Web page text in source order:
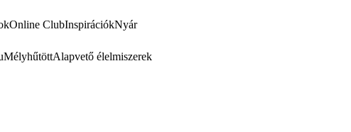
Online ClubInspirációkNyár
MélyhűtöttAlapvető élelmiszerek